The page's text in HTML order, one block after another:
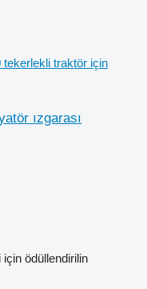
tekerlekli traktör için
ızgarası
ödüllendirilin